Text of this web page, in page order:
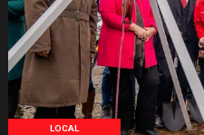
LOCAL